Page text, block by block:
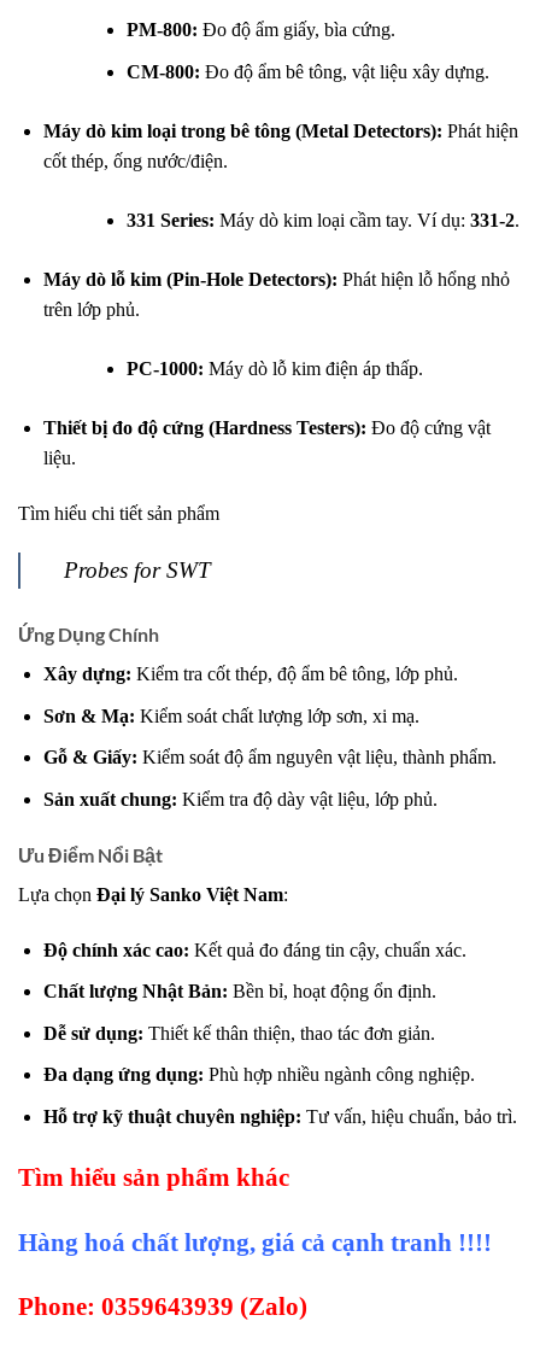
PM-800: Đo độ ẩm giấy, bìa cứng.
CM-800: Đo độ ẩm bê tông, vật liệu xây dựng.
Máy dò kim loại trong bê tông (Metal Detectors): Phát hiện
cốt thép, ống nước/điện.
331 Series: Máy dò kim loại cầm tay. Ví dụ: 331-2.
Máy dò lỗ kim (Pin-Hole Detectors): Phát hiện lỗ hổng nhỏ
trên lớp phủ.
PC-1000: Máy dò lỗ kim điện áp thấp.
Thiết bị đo độ cứng (Hardness Testers): Đo độ cứng vật
liệu.
Tìm hiểu chi tiết sản phẩm
Probes for SWT
Ứng Dụng Chính
Xây dựng: Kiểm tra cốt thép, độ ẩm bê tông, lớp phủ.
Sơn & Mạ: Kiểm soát chất lượng lớp sơn, xi mạ.
Gỗ & Giấy: Kiểm soát độ ẩm nguyên vật liệu, thành phẩm.
Sản xuất chung: Kiểm tra độ dày vật liệu, lớp phủ.
Ưu Điểm Nổi Bật
Lựa chọn Đại lý Sanko Việt Nam:
Độ chính xác cao: Kết quả đo đáng tin cậy, chuẩn xác.
Chất lượng Nhật Bản: Bền bỉ, hoạt động ổn định.
Dễ sử dụng: Thiết kế thân thiện, thao tác đơn giản.
Đa dạng ứng dụng: Phù hợp nhiều ngành công nghiệp.
Hỗ trợ kỹ thuật chuyên nghiệp: Tư vấn, hiệu chuẩn, bảo trì.
Tìm hiểu sản phẩm khác
Hàng hoá chất lượng, giá cả cạnh tranh !!!!
Phone: 0359643939 (Zalo)